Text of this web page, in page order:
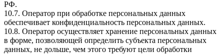
РФ.
10.7. Оператор при обработке персональных данных
обеспечивает конфиденциальность персональных данных.
10.8. Оператор осуществляет хранение персональных данных
в форме, позволяющей определить субъекта персональных
данных, не дольше, чем этого требуют цели обработки